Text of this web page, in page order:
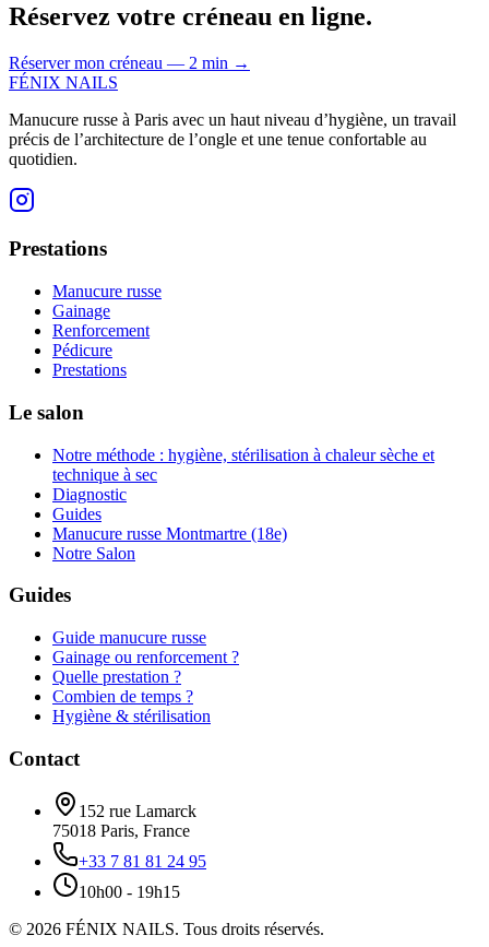
Réservez votre créneau en ligne.
Réserver mon créneau — 2 min →
FÉNIX NAILS
Manucure russe à Paris avec un haut niveau d’hygiène, un travail
précis de l’architecture de l’ongle et une tenue confortable au
quotidien.
Prestations
Manucure russe
Gainage
Renforcement
Pédicure
Prestations
Le salon
Notre méthode : hygiène, stérilisation à chaleur sèche et
technique à sec
Diagnostic
Guides
Manucure russe Montmartre (18e)
Notre Salon
Guides
Guide manucure russe
Gainage ou renforcement ?
Quelle prestation ?
Combien de temps ?
Hygiène & stérilisation
Contact
152 rue Lamarck
75018 Paris, France
+33 7 81 81 24 95
10h00 - 19h15
© 2026 FÉNIX NAILS. Tous droits réservés.